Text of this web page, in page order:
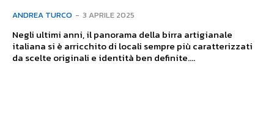
ANDREA TURCO - 3 APRILE 2025
Negli ultimi anni, il panorama della birra artigianale
italiana si è arricchito di locali sempre più caratterizzati
da scelte originali e identità ben definite....